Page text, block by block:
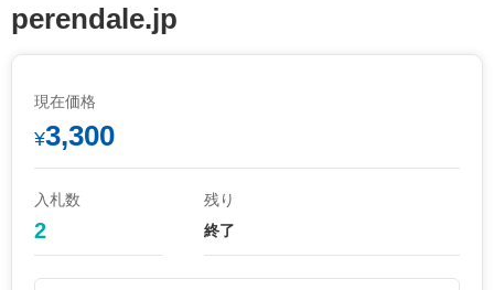
perendale.jp
現在価格
¥3,300
入札数
2
残り
終了